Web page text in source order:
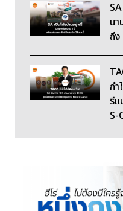
น
ถึ
ก
รี
S-